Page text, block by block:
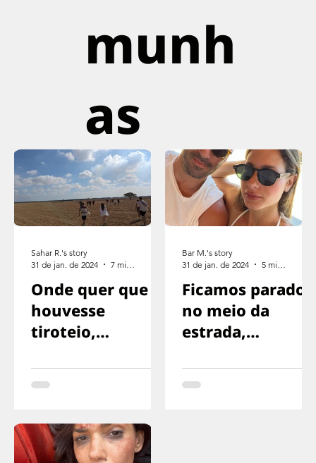
munh
as
Onde quer que
houvesse
tiroteio,
direção oposta
Sahar R.'s story
31 de jan. de 2024
Ficamos parados
no meio da
estrada,
sinalizando para
o motorista
Bar M.'s story
31 de jan. de 2024